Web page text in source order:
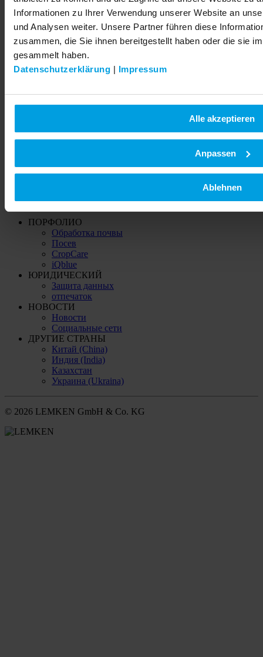
Informationen zu Ihrer Verwendung unserer Website an
und Analysen weiter. Unsere Partner führen diese
zusammen, die Sie ihnen bereitgestellt haben oder die sie
gesammelt haben.
Datenschutzerklärung | Impressum
Alle akzeptieren
Anpassen
Ablehnen
Связаться с
Международный
Сбыт в Германии
Еще не нашли?
ПОРФОЛИО
Обработка почвы
Посев
CropCare
iQblue
ЮРИДИЧЕСКИЙ
Защита данных
отпечаток
НОВОСТИ
Новости
Социальные сети
ДРУГИЕ СТРАНЫ
Китай (China)
Индия (India)
Казахстан
Украина (Ukraina)
© 2026 LEMKEN GmbH & Co. KG